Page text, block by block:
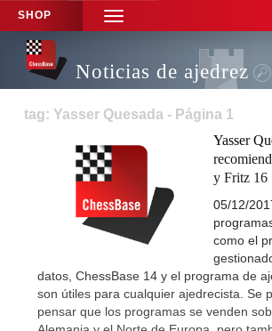
SHOP
TOGGLE
NAVIGATION
Noticias de ajedrez
tag: Yasser Quesada - Página 1
Yasser
y Fritz 16
05/12/
como el
datos, ChessBase 14 y el programa de
son útiles para cualquier ajedrecista. Se
pensar que los programas se venden